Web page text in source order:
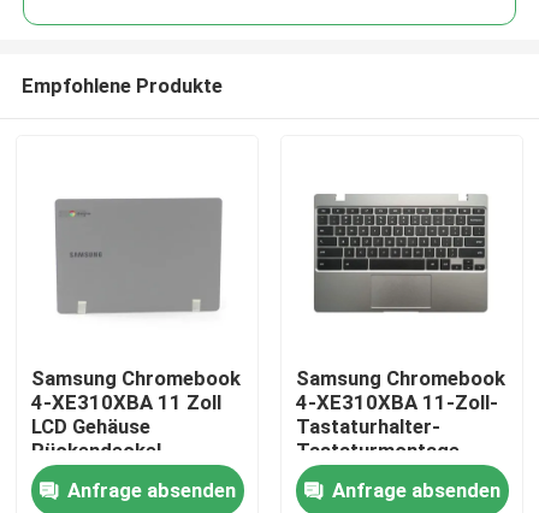
Empfohlene Produkte
Samsung Chromebook
4-XE310XBA 11 Zoll
LCD Gehäuse
Rückendeckel
Dunkelgrau BA98-
01974BAnfrage absenden
Samsung Chromebook
4-XE310XBA 11-Zoll-
Tastaturhalter-
Tastaturmontage
Silber BA98-01976A
BA61-03989A
Anfrage absenden